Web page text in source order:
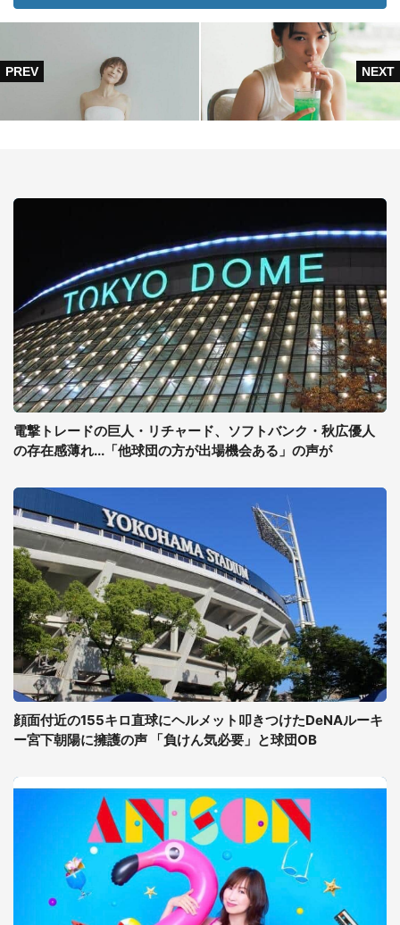
電撃トレードの巨人・リチャード、ソフトバンク・秋広優人
の存在感薄れ...「他球団の方が出場機会ある」の声が
顔面付近の155キロ直球にヘルメット叩きつけたDeNAルーキ
ー宮下朝陽に擁護の声 「負けん気必要」と球団OB